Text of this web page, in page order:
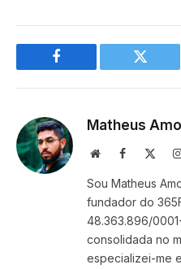
Facebook Twitter
Matheus
WebsiteFacebook
Sou Matheus
fundador do
48.363.896/
consolidada no
especializei-me